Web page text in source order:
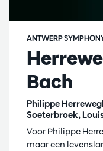
Bach
Philippe
Soeterbroek,
ANTWERP
Voor Philippe
maar een